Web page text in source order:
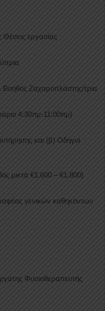
Θέσεις εργασίας
Βοηθός Ζαχαροπλάστης/τρια
4:30πμ-11:00πμ)
και (β) Οδηγοί
μικτά €1.600 – €1.800)
γενικών καθηκόντων
Φυσιοθεραπευτής